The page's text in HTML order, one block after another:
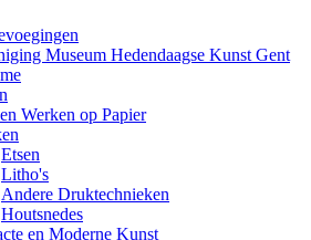
Museum Hedendaagse Kunst Gent
Werken op Papier
Etsen
Litho's
Andere Druktechnieken
Houtsnedes
en Moderne Kunst